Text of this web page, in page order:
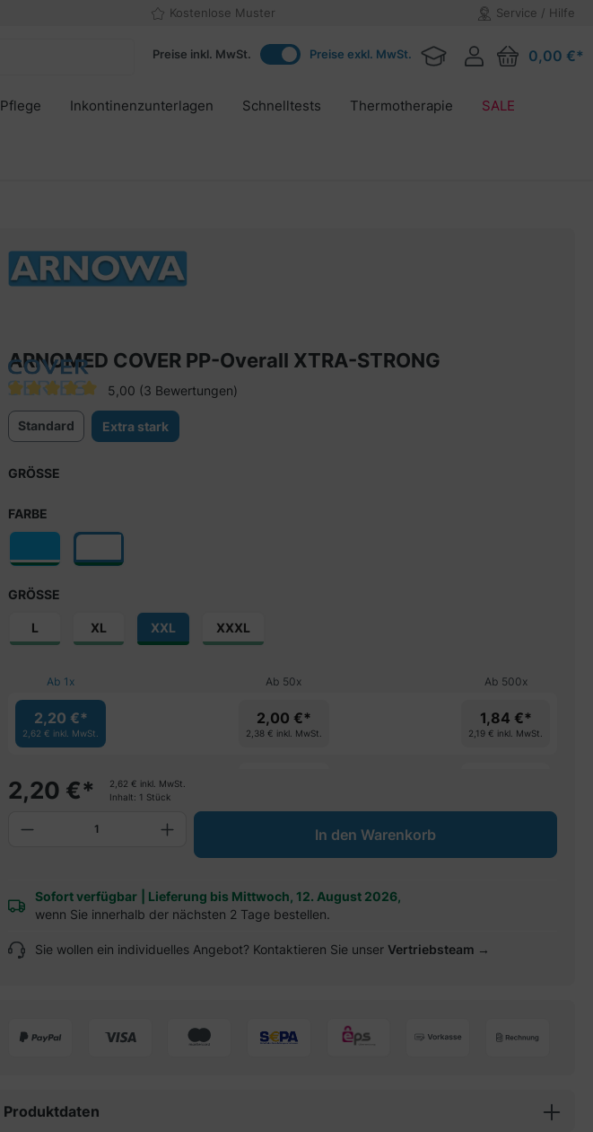
Kostenlose Muster Service / Hilfe
Preise inkl. MwSt. Preise exkl. MwSt. 0,00 €*
Pflege Inkontinenzunterlagen Schnelltests Thermotherapie SALE
ARNOMED COVER PP-Overall XTRA-STRONG
Durchschnittliche Bewertung von 5 von 5 Sternen
5,00 (3 Bewertungen)
Standard Extra stark
GRÖSSE
FARBE
GRÖSSE
L XL XXL XXXL
Ab 1 x
2,20 €*
2,62 € inkl. MwSt.
Ab 50x
2,00 €*
2,38 € inkl. MwSt.
Ab 500x
1,84 €*
2,19 € inkl. MwSt.
Sofort verfügbar
Lieferung bis Mittwoch, 12. August 2026,
wenn Sie innerhalb der nächsten 2 Tage bestellen.
2,20 €* 2,62 € inkl. MwSt.
Inhalt: 1 Stück
Produkt Anzahl: Gib den gewünschten Wert ein oder
In den Warenkorb
Sie wollen ein individuelles Angebot? Kontaktieren Sie unser Vertriebsteam →
Produktdaten